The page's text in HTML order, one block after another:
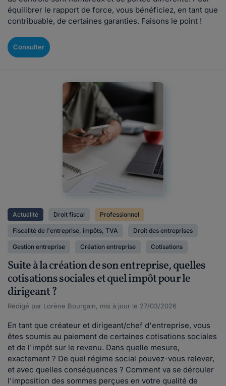
équilibrer le rapport de force, vous bénéficiez, en tant que
contribuable, de certaines garanties. Faisons le point !
Consulter
Actualité Droit fiscal Professionnel
Fiscalité de l'entreprise, impôts, TVA Droit des entreprises
Gestion entreprise Création entreprise Cotisations
Suite à la création de son entreprise, quelles
cotisations sociales et quel impôt pour le
dirigeant ?
Rédigé par Lorène Bourgain, mis à jour le 27/03/2026
En tant que créateur et dirigeant/chef d'entreprise, vous
êtes soumis au paiement de certaines cotisations sociales
et de l'impôt sur le revenu. Dans quelle mesure,
exactement ? De quel régime social pouvez-vous relever,
et avec quelles conséquences ? Comment va se dérouler
l'imposition des sommes perçues en votre qualité de